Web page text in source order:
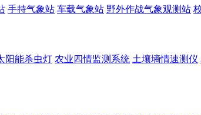
手持气象站 车载气象站 野外作战气象观测站
阳能杀虫灯 农业四情监测系统 土壤墒情速测仪